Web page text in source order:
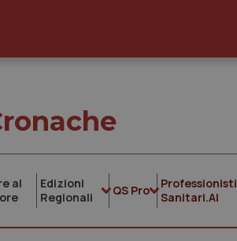
al
Edizioni
Regionali
QS Pro
Professionisti
Sanitari.AI